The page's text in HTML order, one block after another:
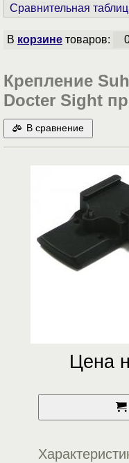
Сравнительная
В корзинетоваров:
Крепление
Docter Sight
В сравнение
Цена